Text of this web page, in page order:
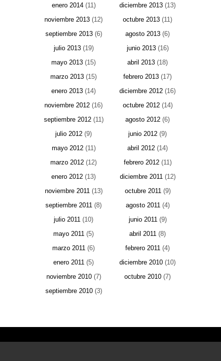
enero 2014(11) diciembre 2013 (13)
noviembre 2013 (12) octubre 2013 (11)
septiembre 2013(6) agosto 2013 (6)
julio 2013(19) junio 2013(16)
mayo 2013 (15) abril 2013 (18)
marzo 2013 (15) febrero 2013 (17)
enero 2013 (14) diciembre 2012 (16)
noviembre 2012 (16) octubre 2012(14)
septiembre 2012(11) agosto 2012 (6)
julio 2012 (9) junio 2012 (9)
mayo 2012(11) abril 2012 (14)
marzo 2012 (12) febrero 2012(11)
enero 2012 (13) diciembre 2011(12)
noviembre 2011(13) octubre 2011(9)
septiembre 2011 (8) agosto 2011(4)
julio 2011 (10) junio 2011(9)
mayo 2011 (5) abril 2011 (8)
marzo 2011 (6) febrero 2011 (4)
enero 2011 (5) diciembre 2010 (10)
noviembre 2010(7) octubre 2010 (7)
septiembre 2010(3)